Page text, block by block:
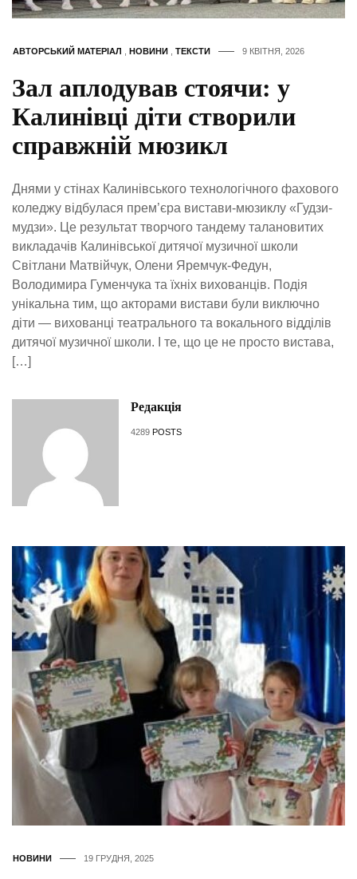
АВТОРСЬКИЙ МАТЕРІАЛ НОВИНИ ТЕКСТИ 9 КВІТНЯ, 2026
Зал аплодував стоячи: у
Калинівці діти створили
справжній мюзикл
Днями у стінах Калинівського технологічного фахового
коледжу відбулася прем’єра вистави-мюзиклу «Гудзи-
мудзи». Це результат творчого тандему талановитих
викладачів Калинівської дитячої музичної школи
Світлани Матвійчук, Олени Яремчук-Федун,
Володимира Гуменчука та їхніх вихованців. Подія
унікальна тим, що акторами вистави були виключно
діти — вихованці театрального та вокального відділів
дитячої музичної школи. І те, що це не просто вистава,
[…]
Редакція
4289 POSTS
НОВИНИ 19 ГРУДНЯ, 2025